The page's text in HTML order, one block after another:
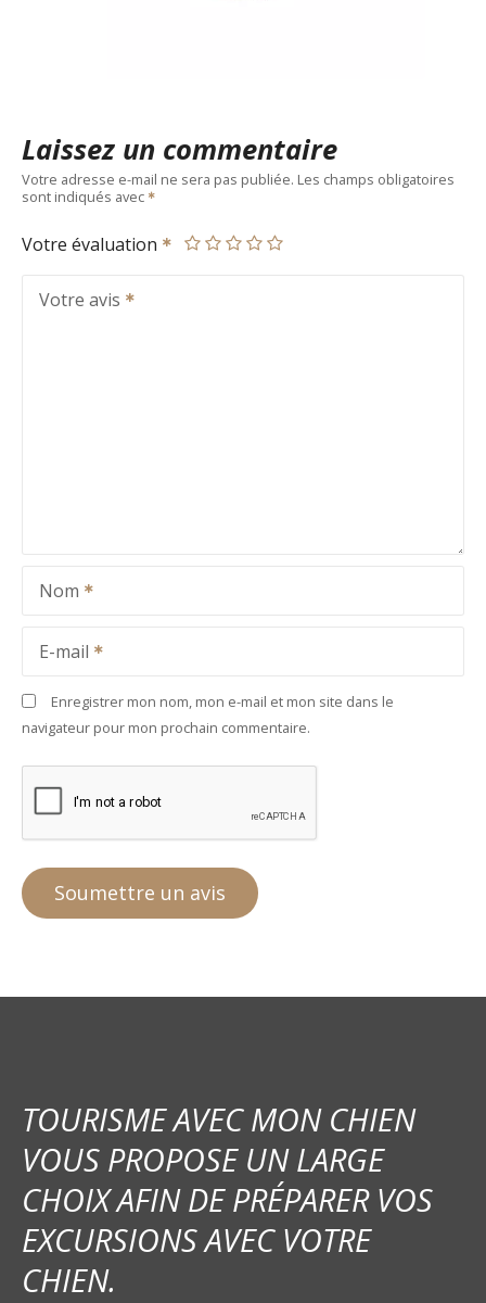
Laissez un commentaire
Votre adresse e-mail ne sera pas publiée. Les champs obligatoires
sont indiqués avec
Votre évaluation
Votre avis
Nom
E-mail
Enregistrer mon nom, mon e-mail et mon site dans le
navigateur pour mon prochain commentaire.
TOURISME AVEC MON CHIEN
VOUS PROPOSE UN LARGE
CHOIX AFIN DE PRÉPARER VOS
EXCURSIONS AVEC VOTRE
CHIEN.